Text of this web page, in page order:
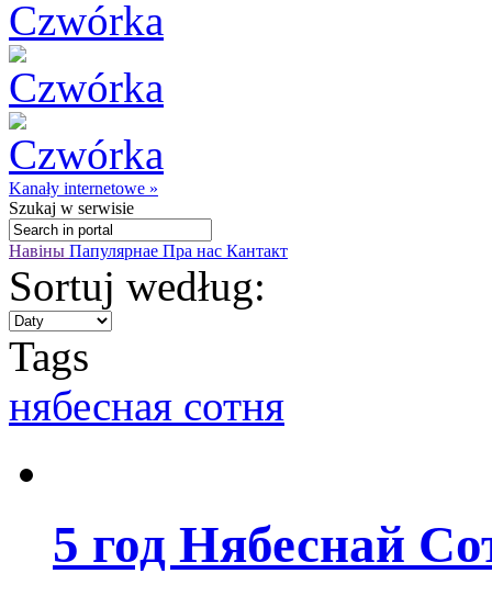
Kanały internetowe »
Szukaj w serwisie
Навіны Папулярнае Пра нас Кантакт
Sortuj według:
Tags
нябесная сотня
5 год Нябеснай